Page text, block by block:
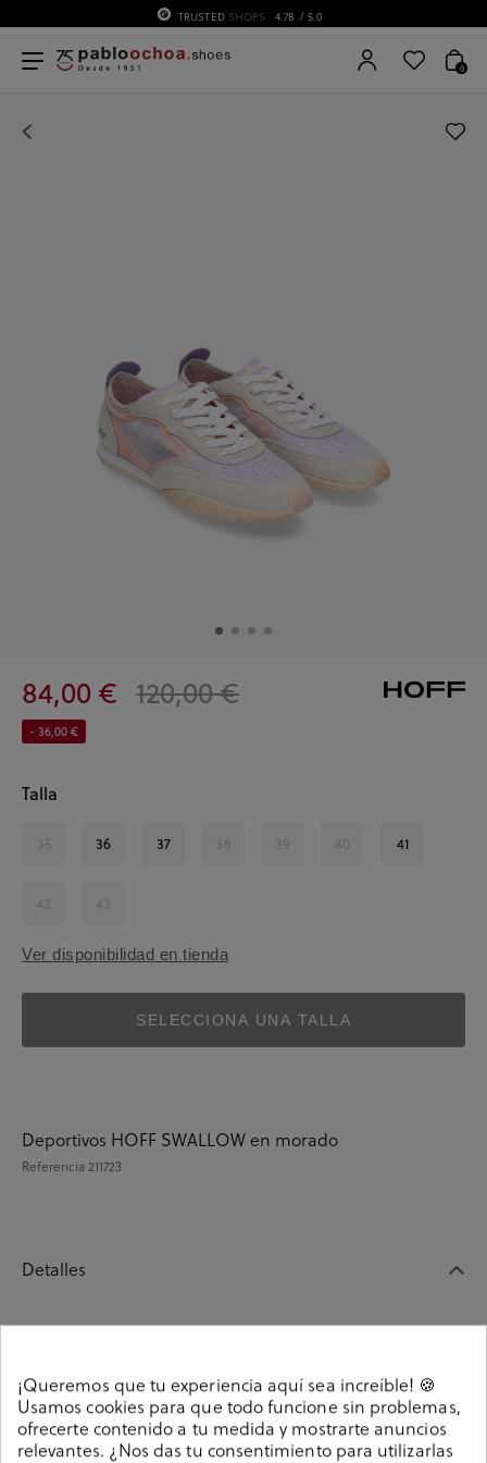
TRUSTEDSHOPS 4.78 / 5.0
0
84,00 € 120,00 €
- 36,00 €
Talla
35 36 37 38 39 40 41
42 43
Ver disponibilidad en tienda
SELECCIONA UNA TALLA
Deportivos HOFF SWALLOW en morado
Referencia211723
Detalles
Referencia 211723
¡Queremos que tu experiencia aquí sea increíble! 🍪
Usamos cookies para que todo funcione sin problemas,
ofrecerte contenido a tu medida y mostrarte anuncios
relevantes. ¿Nos das tu consentimiento para utilizarlas